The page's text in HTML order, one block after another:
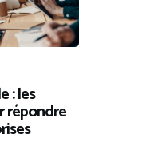
: les
répondre